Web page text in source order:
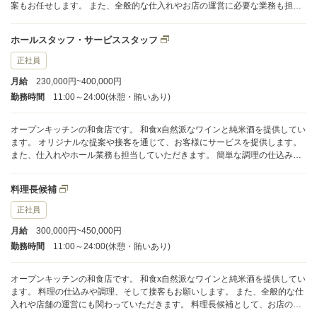
案もお任せします。 また、全般的な仕入れやお店の運営に必要な業務も担当
験や想いをしっかりと表現できるステージを提供します。 また、スタッフの
育成もあなたの評価に繋がります。 将来の目標や独立についてもしっかりと
共有していきます！
ホールスタッフ・サービススタッフ
正社員
月給
230,000円~400,000円
勤務時間
11:00～24:00(休憩・賄いあり)
オープンキッチンの和食店です。 和食x自然派なワインと純米酒を提供してい
ます。 オリジナルな提案や接客を通じて、お客様にサービスを提供します。
また、仕入れやホール業務も担当していただきます。 簡単な調理の仕込み
料理長候補
正社員
月給
300,000円~450,000円
勤務時間
11:00～24:00(休憩・賄いあり)
オープンキッチンの和食店です。 和食x自然派なワインと純米酒を提供してい
ます。 料理の仕込みや調理、そして接客もお願いします。 また、全般的な仕
入れや店舗の運営にも関わっていただきます。 料理長候補として、お店の運